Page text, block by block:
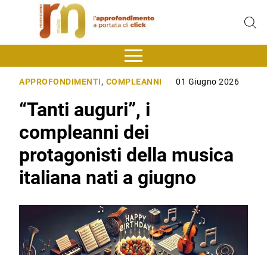
APPROFONDIMENTI, COMPLEANNI 01 Giugno 2026
“Tanti auguri”, i
compleanni dei
protagonisti della musica
italiana nati a giugno